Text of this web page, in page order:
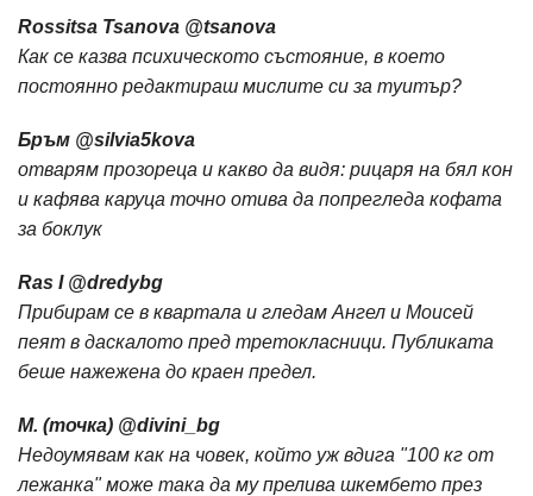
Rossitsa Tsanova ‏@tsanova
Как се казва психическото състояние, в което
постоянно редактираш мислите си за туитър?
Бръм ‏@silvia5kova
отварям прозореца и какво да видя: рицаря на бял кон
и кафява каруца точно отива да попрегледа кофата
за боклук
Ras I ‏@dredybg
Прибирам се в квартала и гледам Ангел и Моисей
пеят в даскалото пред третокласници. Публиката
беше нажежена до краен предел.
М. (точка) ‏@divini_bg
Недоумявам как на човек, който уж вдига "100 кг от
лежанка" може така да му прелива шкембето през